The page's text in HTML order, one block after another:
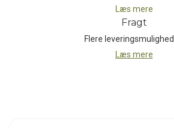
Indeholder gluten, mælk, nødder. Kan
Læs mere
Fragt
Flere
Læs mere